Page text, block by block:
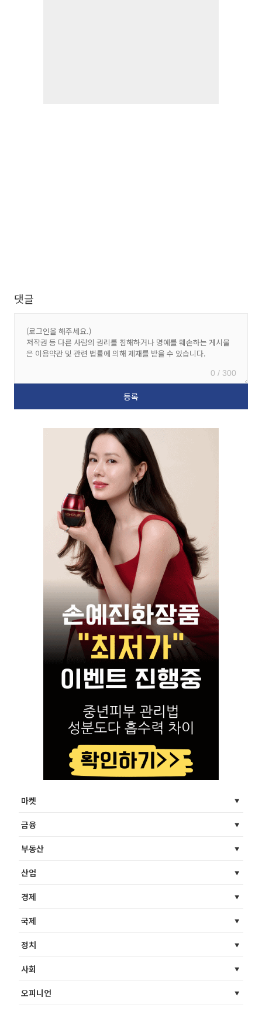
댓글
0 / 300
마켓
금융
부동산
산업
경제
국제
정치
사회
오피니언